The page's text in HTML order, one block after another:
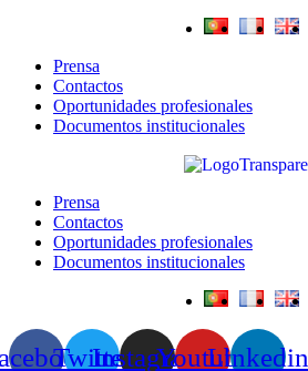
Prensa
Contactos
Oportunidades profesionales
Documentos institucionales
Prensa
Contactos
Oportunidades profesionales
Documentos institucionales
TwitterInstagramYoutubeLinkedin